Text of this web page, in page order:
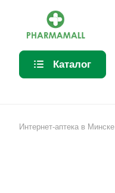
Каталог
Интернет-аптека в Минске